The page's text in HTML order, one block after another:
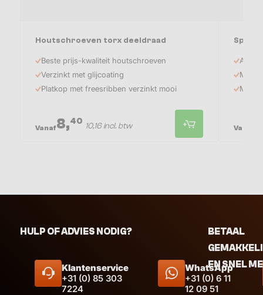
Houtschroeven torx deeldraad
Beste prijs-kwaliteit houtschroeven
Verzinkt met glijcoating
Platkop met freesribben verzinkt mooi
Vanaf8,40 10,16 incl. btw
A2
Met
Met
Vanaf
HULP OF ADVIES NODIG?
Klantenservice
+31 (0) 85 303
7224
WhatsApp
+31 (0) 6 11
12 09 51
BETAAL
EN SNEL